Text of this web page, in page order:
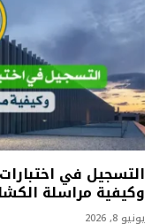
التسجيل في
وكيفية مراسلة
يونيو 8, 2026